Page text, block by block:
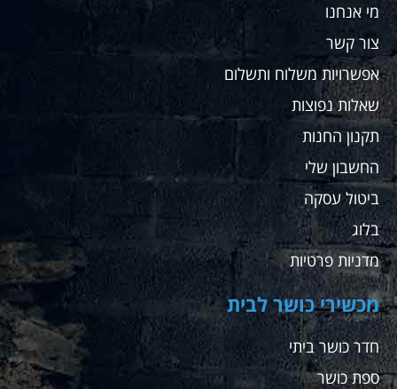
ספק
שאחזור
לקנות
שם
מתאמנים
שלי
ממליץ
בחום
מי אנחנו
צור קשר
אפשרויות משלוח ותשלום
שאלות נפוצות
תקנון החנות
החשבון שלי
ביטול עסקה
בלוג
מדניות פרטיות
מכשירי כושר לבית
חדר כושר ביתי
ספת כושר